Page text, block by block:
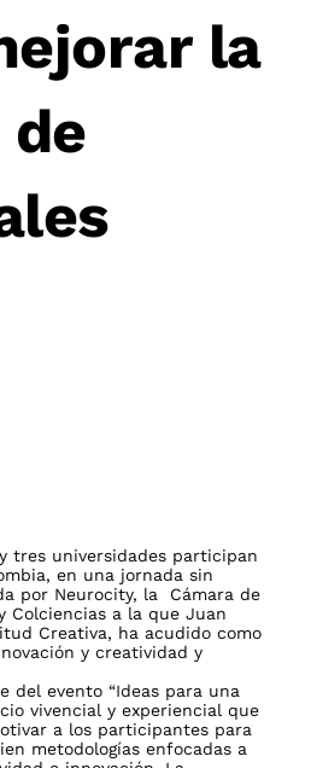
la
tres universidades participan
en una jornada sin
por Neurocity, la Cámara de
Colciencias a la que Juan
Creativa, ha acudido como
y creatividad y
del evento “Ideas para una
vivencial y experiencial que
a los participantes para
metodologías enfocadas a